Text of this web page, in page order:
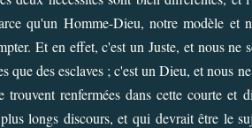
qu'un Homme-Dieu, notre modèle et
Et en effet, c'est un Juste, et nous ne
des esclaves ; c'est un Dieu, et nous
trouvent renfermées dans cette courte et
longs discours, et qui devrait être le